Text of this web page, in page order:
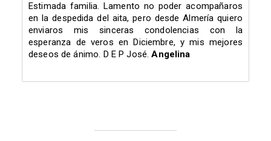
Estimada familia. Lamento no poder acompañaros
en la despedida del aita, pero desde Almería quiero
enviaros mis sinceras condolencias con la
esperanza de veros en Diciembre, y mis mejores
deseos de ánimo. D E P José. Angelina